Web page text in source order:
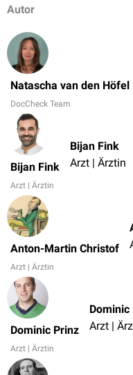
Autor
Natascha van den Höfel
DocCheck Team
Bijan Fink
Arzt | Ärztin
Bijan Fink
Arzt | Ärztin
Anton-Martin Christof
Arzt | Ärztin
Dominic Prinz
Arzt | Ärztin
Dominic
Arzt |